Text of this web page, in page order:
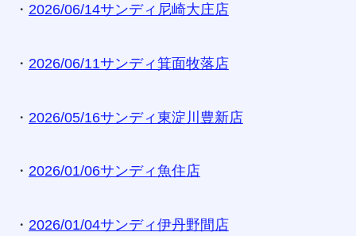
・ 2026/06/14サンディ尼崎大庄店
・ 2026/06/11サンディ箕面牧落店
・ 2026/05/16サンディ東淀川豊新店
・ 2026/01/06サンディ魚住店
・ 2026/01/04サンディ伊丹野間店